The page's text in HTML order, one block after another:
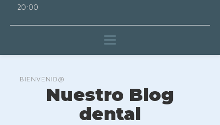
20:00
BIENVENID@
Nuestro Blog
dental